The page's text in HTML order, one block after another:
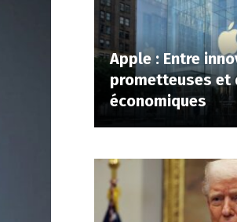
Apple : Entre
prometteuses et
économiques